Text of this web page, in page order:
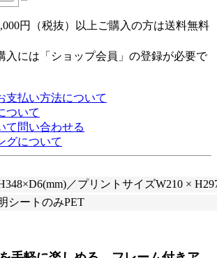
円（税抜）以上ご購入の方は送料無料
入には「ショップ会員」の登録が必要で
支払い方法について
ついて
て問い合わせる
グについて
／プリントサイズW210 ×
シートのみPET